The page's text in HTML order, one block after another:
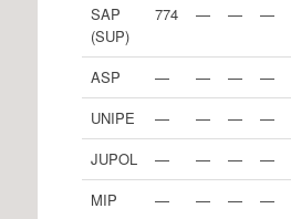
SAP
(SUP)
774 — — —
ASP — — — —
UNIPE
— — — —
JUPOL
— — — —
MIP
— — — —